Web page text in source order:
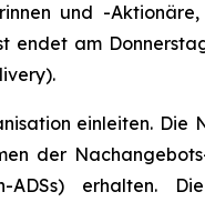
und -
am
einleiten. Die
der
erhalten.